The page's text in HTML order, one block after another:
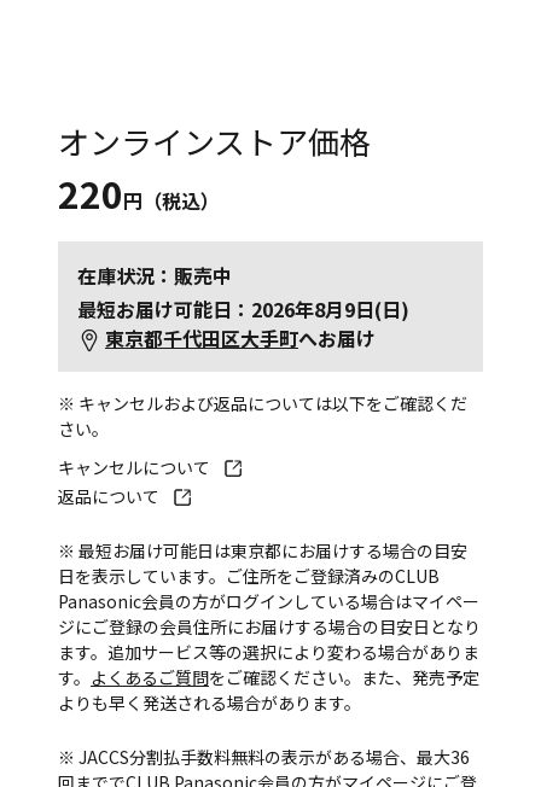
オンラインストア価格
220円（税込）
在庫状況：販売中
最短お届け可能日：2026年8月9日(日)
東京都千代田区大手町へお届け
※ キャンセルおよび返品については以下をご確認くだ
さい。
キャンセルについて
返品について
※ 最短お届け可能日は東京都にお届けする場合の目安
日を表示しています。ご住所をご登録済みのCLUB
Panasonic会員の方がログインしている場合はマイペー
ジにご登録の会員住所にお届けする場合の目安日となり
ます。追加サービス等の選択により変わる場合がありま
す。 よくあるご質問をご確認ください。また、発売予定
よりも早く発送される場合があります。
※ JACCS分割払手数料無料の表示がある場合、最大36
回まででCLUB Panasonic会員の方がマイページにご登